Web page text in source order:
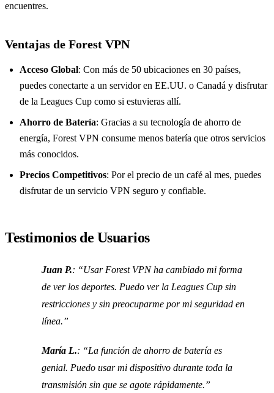
encuentres.
Ventajas de Forest VPN
Acceso Global: Con más de 50 ubicaciones en 30 países,
puedes conectarte a un servidor en EE.UU. o Canadá y disfrutar
de la Leagues Cup como si estuvieras allí.
Ahorro de Batería: Gracias a su tecnología de ahorro de
energía, Forest VPN consume menos batería que otros servicios
más conocidos.
Precios Competitivos: Por el precio de un café al mes, puedes
disfrutar de un servicio VPN seguro y confiable.
Testimonios de Usuarios
Juan P.: “Usar Forest VPN ha cambiado mi forma
de ver los deportes. Puedo ver la Leagues Cup sin
restricciones y sin preocuparme por mi seguridad en
línea.”
María L.: “La función de ahorro de batería es
genial. Puedo usar mi dispositivo durante toda la
transmisión sin que se agote rápidamente.”